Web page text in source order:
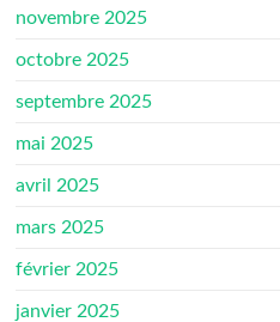
novembre 2025
octobre 2025
septembre 2025
mai 2025
avril 2025
mars 2025
février 2025
janvier 2025